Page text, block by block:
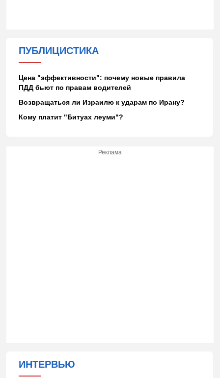
ПУБЛИЦИСТИКА
Цена "эффективности": почему новые правила
ПДД бьют по правам водителей
Возвращаться ли Израилю к ударам по Ирану?
Кому платит "Битуах леуми"?
Реклама
ИНТЕРВЬЮ